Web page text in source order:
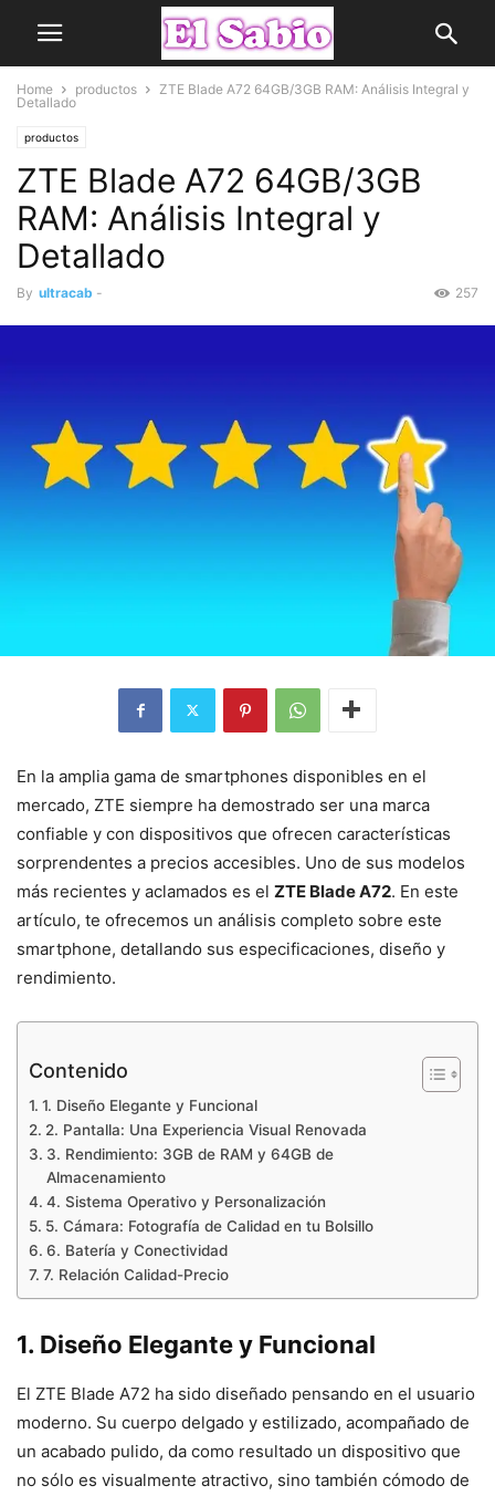
Home productos
ZTE Blade A72 64GB/3GB RAM: Análisis Integral y
Detallado
productos
ZTE Blade A72 64GB/3GB
RAM: Análisis Integral y
Detallado
By ultracab - 257
En la amplia gama de smartphones disponibles en el
mercado, ZTE siempre ha demostrado ser una marca
confiable y con dispositivos que ofrecen características
sorprendentes a precios accesibles. Uno de sus modelos
más recientes y aclamados es el ZTE Blade A72. En este
artículo, te ofrecemos un análisis completo sobre este
smartphone, detallando sus especificaciones, diseño y
rendimiento.
Contenido
1. Diseño Elegante y Funcional
2. Pantalla: Una Experiencia Visual Renovada
3. Rendimiento: 3GB de RAM y 64GB de
Almacenamiento
4. Sistema Operativo y Personalización
5. Cámara: Fotografía de Calidad en tu Bolsillo
6. Batería y Conectividad
7. Relación Calidad-Precio
1. Diseño Elegante y Funcional
El ZTE Blade A72 ha sido diseñado pensando en el usuario
moderno. Su cuerpo delgado y estilizado, acompañado de
un acabado pulido, da como resultado un dispositivo que
no sólo es visualmente atractivo, sino también cómodo de